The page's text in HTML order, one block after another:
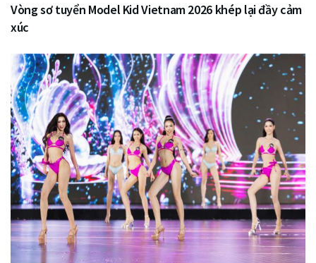
Vòng sơ tuyển Model Kid Vietnam 2026 khép lại đầy cảm
xúc